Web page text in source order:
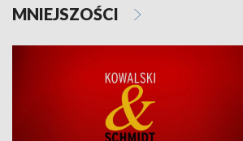
MNIEJSZOŚCI